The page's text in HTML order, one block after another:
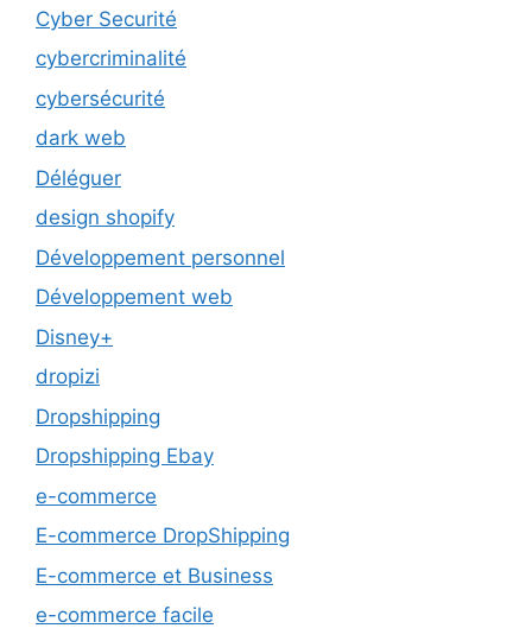
Cyber Securité
cybercriminalité
cybersécurité
dark web
Déléguer
design shopify
Développement personnel
Développement web
Disney+
dropizi
Dropshipping
Dropshipping Ebay
e-commerce
E-commerce DropShipping
E-commerce et Business
e-commerce facile